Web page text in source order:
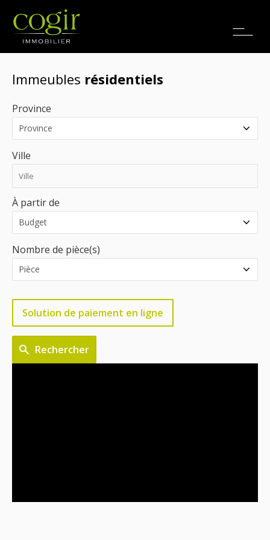
Emplois
Immeubles résidentiels
Province
Ville
À partir de
Nombre de pièce(s)
Solution de paiement en ligne
Rechercher